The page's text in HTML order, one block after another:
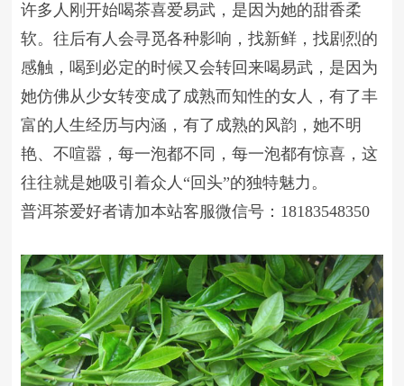
许多人刚开始喝茶喜爱易武，是因为她的甜香柔
软。往后有人会寻觅各种影响，找新鲜，找剧烈的
感触，喝到必定的时候又会转回来喝易武，是因为
她仿佛从少女转变成了成熟而知性的女人，有了丰
富的人生经历与内涵，有了成熟的风韵，她不明
艳、不喧嚣，每一泡都不同，每一泡都有惊喜，这
往往就是她吸引着众人“回头”的独特魅力。
普洱茶爱好者请加本站客服微信号：18183548350